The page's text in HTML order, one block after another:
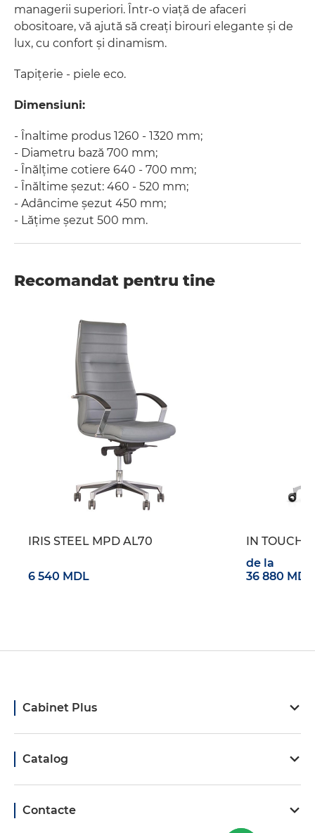
managerii superiori. Într-o viață de afaceri
obositoare, vă ajută să creați birouri elegante și de
lux, cu confort și dinamism.
Tapițerie - piele eco.
Dimensiuni:
- Înaltime produs 1260 - 1320 mm;
- Diametru bază 700 mm;
- Înălțime cotiere 640 - 700 mm;
- Înăltime șezut: 460 - 520 mm;
- Adâncime șezut 450 mm;
- Lățime șezut 500 mm.
Recomandat pentru tine
IRIS STEEL MPD AL70
6 540 MDL
IN TOUCH
de la
36 880 MDL
Cabinet Plus
Catalog
Contacte